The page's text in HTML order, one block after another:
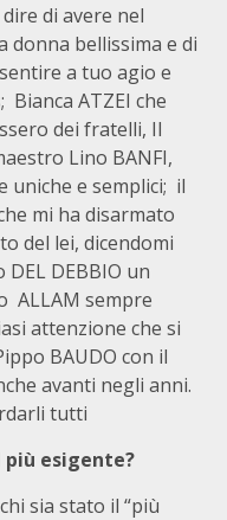
di avere nel
donna bellissima e di
a tuo agio e
ATZEI che
dei fratelli, Il
Lino BANFI,
uniche e semplici; il
mi ha disarmato
del lei, dicendomi
DEBBIO un
ALLAM sempre
attenzione che si
BAUDO con il
avanti negli anni.
tutti
esigente?
sia stato il “più